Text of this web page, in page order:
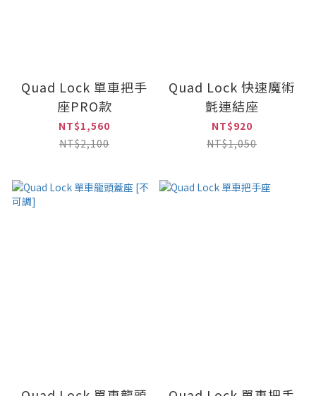
Quad Lock 單車把手
座PRO款
NT$1,560
NT$2,100
Quad Lock 快速魔術
氈連結座
NT$920
NT$1,050